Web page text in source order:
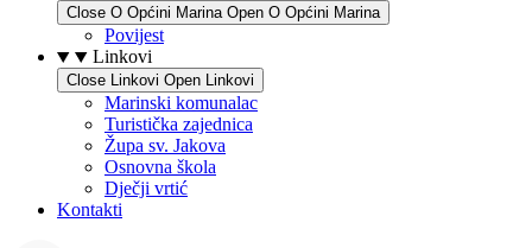
Close O Općini Marina Open O Općini Marina
Povijest
Linkovi
Close Linkovi Open Linkovi
Marinski komunalac
Turistička zajednica
Župa sv. Jakova
Osnovna škola
Dječji vrtić
Kontakti